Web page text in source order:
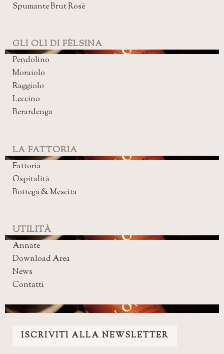
Spumante Brut Rosè
GLI OLI DI FÈLSINA
Pendolino
Moraiolo
Raggiolo
Leccino
Berardenga
LA FATTORIA
Fattoria
Ospitalità
Bottega & Mescita
UTILITÀ
Annate
Download Area
News
Contatti
ISCRIVITI ALLA NEWSLETTER